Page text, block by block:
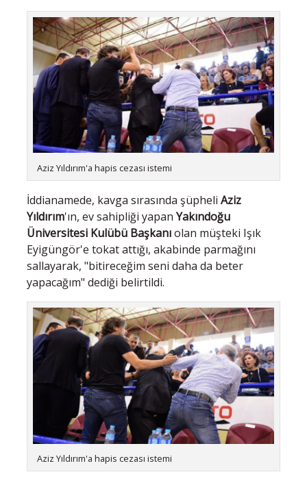
Aziz Yıldırım'a hapis cezası istemi
İddianamede, kavga sırasında şüpheli Aziz
Yıldırım'ın, ev sahipliği yapan Yakındoğu
Üniversitesi Kulübü Başkanıolan müşteki Işık
Eyigüngör'e tokat attığı, akabinde parmağını
sallayarak, "bitireceğim seni daha da beter
yapacağım" dediği belirtildi.
Aziz Yıldırım'a hapis cezası istemi